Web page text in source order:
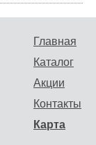
Главная
Каталог
Акции
Контакты
Карта